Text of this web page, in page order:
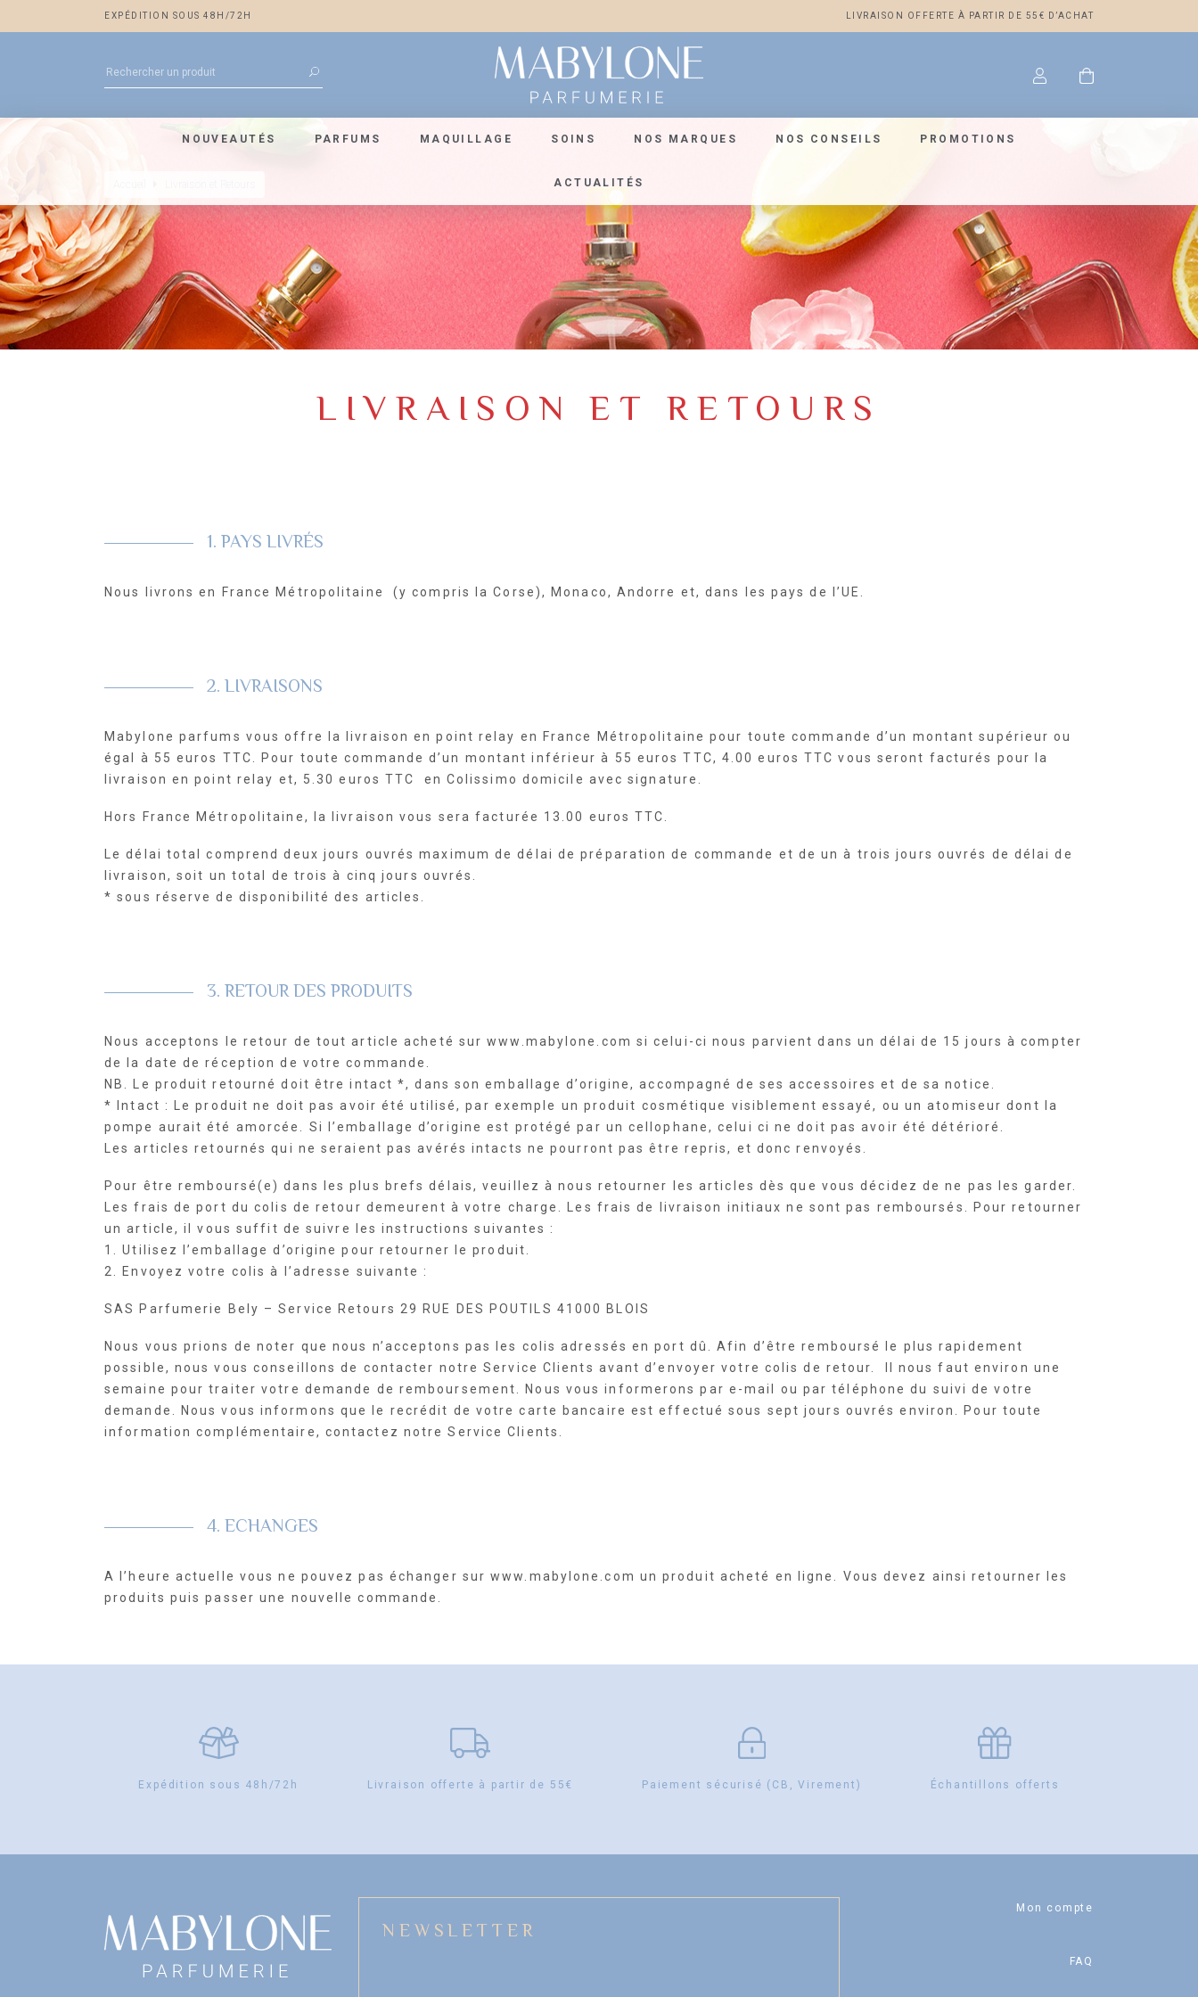
EXPÉDITION SOUS 48H/72H LIVRAISON OFFERTE À PARTIR DE 55€ D’ACHAT
NOUVEAUTÉS PARFUMS MAQUILLAGE SOINS NOS MARQUES NOS CONSEILS PROMOTIONS
ACTUALITÉS
LIVRAISON ET RETOURS
1. PAYS LIVRÉS
Nous livrons en France Métropolitaine (y compris la Corse), Monaco, Andorre et, dans les pays de l’UE.
2. LIVRAISONS
Mabylone parfums vous offre la livraison en point relay en France Métropolitaine pour toute commande d’un montant supérieur ou
égal à 55 euros TTC. Pour toute commande d’un montant inférieur à 55 euros TTC, 4.00 euros TTC vous seront facturés pour la
livraison en point relay et, 5.30 euros TTC en Colissimo domicile avec signature.
Hors France Métropolitaine, la livraison vous sera facturée 13.00 euros TTC.
Le délai total comprend deux jours ouvrés maximum de délai de préparation de commande et de un à trois jours ouvrés de délai de
livraison, soit un total de trois à cinq jours ouvrés.
* sous réserve de disponibilité des articles.
3. RETOUR DES PRODUITS
Nous acceptons le retour de tout article acheté sur www.mabylone.com si celui-ci nous parvient dans un délai de 15 jours à compter
de la date de réception de votre commande.
NB. Le produit retourné doit être intact *, dans son emballage d’origine, accompagné de ses accessoires et de sa notice.
* Intact : Le produit ne doit pas avoir été utilisé, par exemple un produit cosmétique visiblement essayé, ou un atomiseur dont la
pompe aurait été amorcée. Si l’emballage d’origine est protégé par un cellophane, celui ci ne doit pas avoir été détérioré.
Les articles retournés qui ne seraient pas avérés intacts ne pourront pas être repris, et donc renvoyés.
Pour être remboursé(e) dans les plus brefs délais, veuillez à nous retourner les articles dès que vous décidez de ne pas les garder.
Les frais de port du colis de retour demeurent à votre charge. Les frais de livraison initiaux ne sont pas remboursés. Pour retourner
un article, il vous suffit de suivre les instructions suivantes :
1. Utilisez l’emballage d’origine pour retourner le produit.
2. Envoyez votre colis à l’adresse suivante :
SAS Parfumerie Bely – Service Retours 29 RUE DES POUTILS 41000 BLOIS
Nous vous prions de noter que nous n’acceptons pas les colis adressés en port dû. Afin d’être remboursé le plus rapidement
possible, nous vous conseillons de contacter notre Service Clients avant d’envoyer votre colis de retour. Il nous faut environ une
semaine pour traiter votre demande de remboursement. Nous vous informerons par e-mail ou par téléphone du suivi de votre
demande. Nous vous informons que le recrédit de votre carte bancaire est effectué sous sept jours ouvrés environ. Pour toute
information complémentaire, contactez notre Service Clients.
4. ECHANGES
A l’heure actuelle vous ne pouvez pas échanger sur www.mabylone.com un produit acheté en ligne. Vous devez ainsi retourner les
produits puis passer une nouvelle commande.
Expédition sous 48h/72h Livraison offerte à partir de 55€ Paiement sécurisé (CB, Virement) Échantillons offerts
NEWSLETTER
Mon compte
FAQ